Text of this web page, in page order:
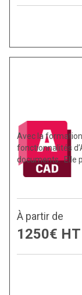
Avec la
fonctionnalités
documents. Elle
À partir de
1250€ HT